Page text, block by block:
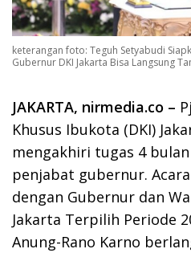
keterangan foto: Teguh Setyabudi
Gubernur DKI Jakarta Bisa Langsung
JAKARTA, nirmedia.co –
Khusus Ibukota (DKI)
mengakhiri tugas 4
penjabat gubernur.
dengan Gubernur dan
Jakarta Terpilih Periode
Anung-Rano Karno